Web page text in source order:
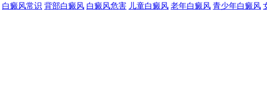
白癜风常识 背部白癜风 白癜风危害 儿童白癜风 老年白癜风 青少年白癜风